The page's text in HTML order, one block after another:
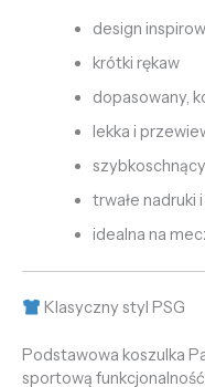
design
krótki rękaw
dopasowany,
lekka i
trwałe nadruki
idealna na
Klasyczny styl PSG
Podstawowa koszulka
sportową